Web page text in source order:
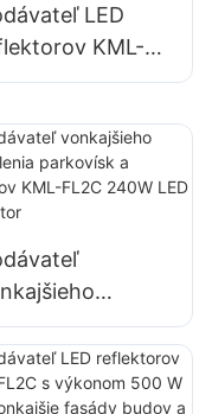
LED
KML-
150W pre
stien a
a skladov
FL2C 240W